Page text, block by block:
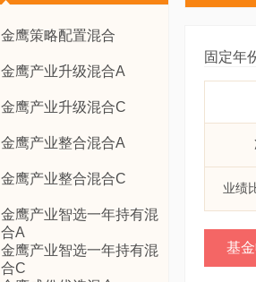
金鹰策略配置混合
金鹰产业升级混合A
金鹰产业升级混合C
金鹰产业整合混合A
金鹰产业整合混合C
金鹰产业智选一年持有混
合A
金鹰产业智选一年持有混
合C
固定年
业绩
基